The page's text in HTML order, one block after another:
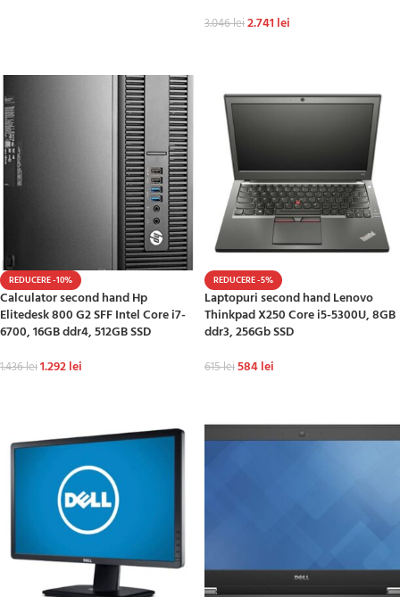
3.046lei2.741 lei
REDUCERE -10%
Calculator second hand Hp
Elitedesk 800 G2 SFF Intel Core i7-
6700, 16GB ddr4, 512GB SSD
1.436lei1.292lei
REDUCERE -5%
Laptopuri second hand Lenovo
Thinkpad X250 Core i5-5300U, 8GB
ddr3, 256Gb SSD
615lei584lei